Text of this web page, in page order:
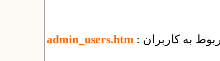
admin_users.htm به کاربران